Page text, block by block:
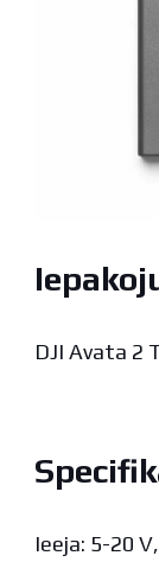
DJI Avata 2
Ieeja: 5-20